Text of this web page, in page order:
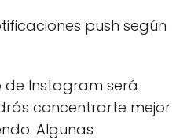
push según
de Instagram será
concentrarte mejor
Algunas